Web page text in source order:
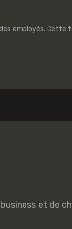
employés. Cette
et de